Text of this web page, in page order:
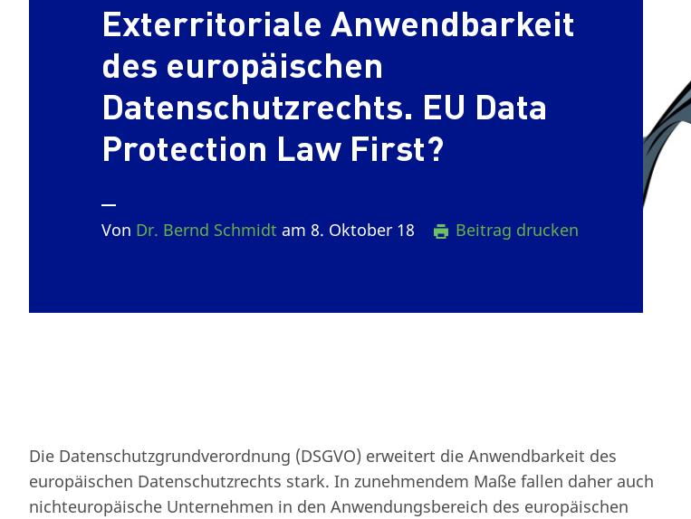
Exterritoriale Anwendbarkeit
des europäischen
Datenschutzrechts. EU Data
Protection Law First?
Von Dr. Bernd Schmidt am 8. Oktober 18 Beitrag drucken
Die Datenschutzgrundverordnung (DSGVO) erweitert die Anwendbarkeit des
europäischen Datenschutzrechts stark. In zunehmendem Maße fallen daher auch
nichteuropäische Unternehmen in den Anwendungsbereich des europäischen